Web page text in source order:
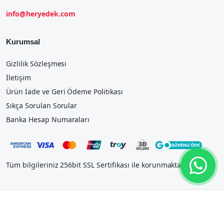
info@heryedek.com
Kurumsal
Gizlilik Sözleşmesi
İletişim
Ürün İade ve Geri Ödeme Politikası
Sıkça Sorulan Sorular
Banka Hesap Numaraları
Tüm bilgileriniz 256bit SSL Sertifikası ile korunmaktadır.